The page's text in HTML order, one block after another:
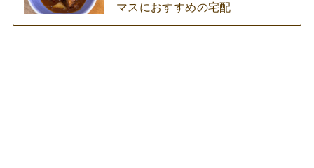
マスにおすすめの宅配